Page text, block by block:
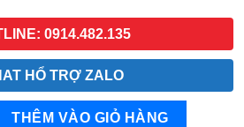
0914.482.135
HỔ TRỢ ZALO
PIN NĂNG LƯỢNG MẶT TRỜI
THÊM VÀO GIỎ HÀNG